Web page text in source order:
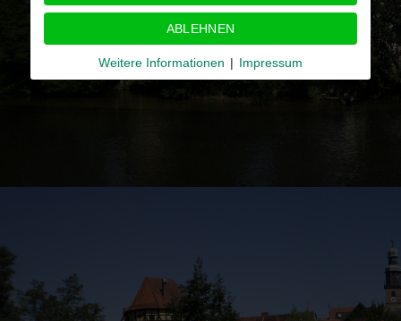
ABLEHNEN
Weitere Informationen | Impressum